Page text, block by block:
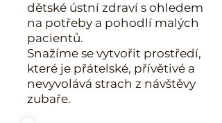
dětské ústní zdraví s ohledem
na potřeby a pohodlí malých
pacientů.
Snažíme se vytvořit prostředí,
které je přátelské, přívětivé a
nevyvolává strach z návštěvy
zubaře.